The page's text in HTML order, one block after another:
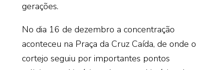
gerações.
No dia 16 de dezembro a concentração
aconteceu na Praça da Cruz Caída, de onde o
cortejo seguiu por importantes pontos